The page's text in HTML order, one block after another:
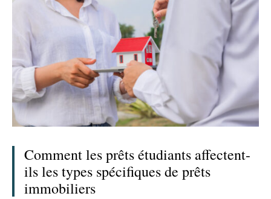
Comment les prêts étudiants affectent-
ils les types spécifiques de prêts
immobiliers